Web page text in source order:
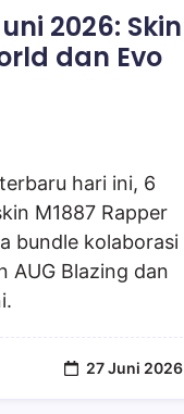
2026: Skin
dan Evo
hari ini, 6
M1887 Rapper
bundle kolaborasi
AUG Blazing dan
27 Juni 2026